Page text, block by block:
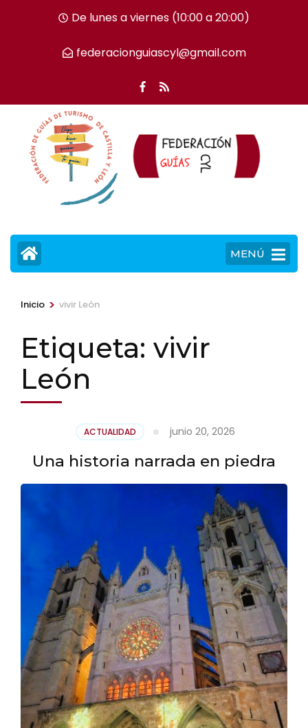
tecla
De lunes a viernes (10:00 a 20:00)
federacionguiascyl@gmail.com
MENÚ
Inicio > vivir León
Etiqueta: vivir
León
ACTUALIDAD junio 20, 2026
Una historia narrada en piedra